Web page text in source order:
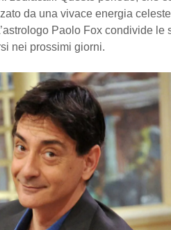
da una vivace energia
Paolo Fox condivide le
nei prossimi giorni.